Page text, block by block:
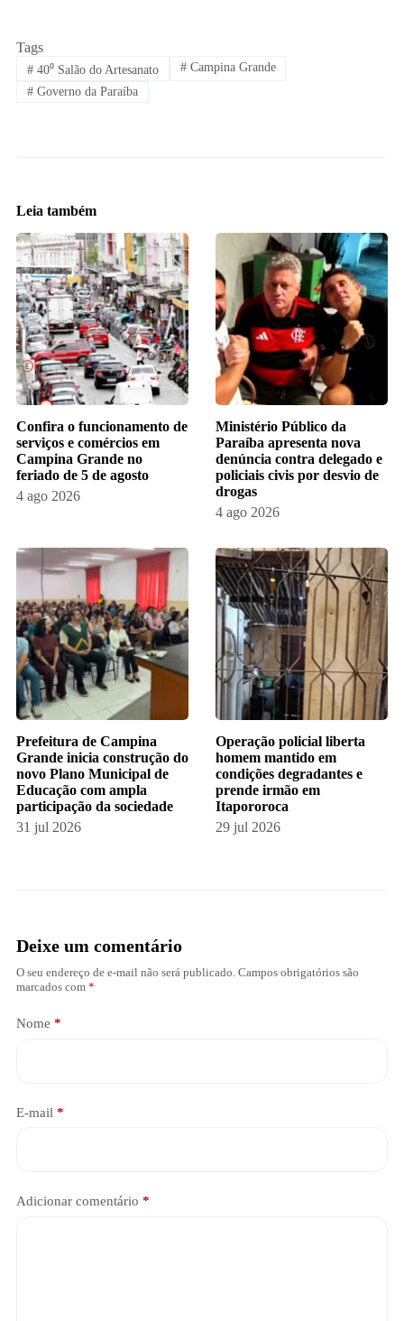
Tags
#40⁰ Salão do Artesanato #Campina Grande
#Governo da Paraíba
Leia também
Confira o funcionamento de
serviços e comércios em
Campina Grande no
feriado de 5 de agosto
4 ago 2026
Ministério Público da
Paraíba apresenta nova
denúncia contra delegado e
policiais civis por desvio de
drogas
4 ago 2026
Prefeitura de Campina
Grande inicia construção do
novo Plano Municipal de
Educação com ampla
participação da sociedade
31 jul 2026
Operação policial liberta
homem mantido em
condições degradantes e
prende irmão em
Itapororoca
29 jul 2026
Deixe um comentário
O seu endereço de e-mail não será publicado. Campos obrigatórios são
marcados com *
Nome *
E-mail *
Adicionar comentário *